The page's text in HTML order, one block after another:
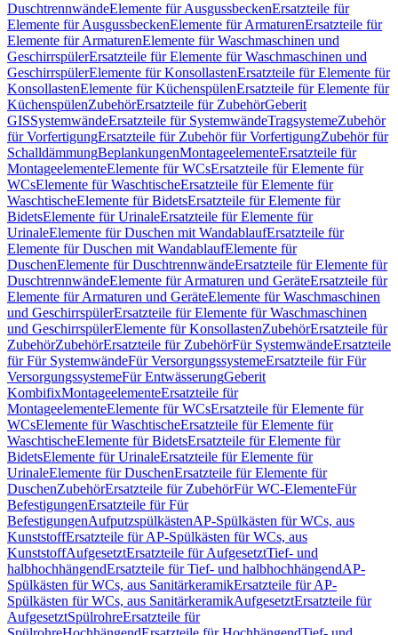
DuschtrennwändeElemente für AusgussbeckenErsatzteile für
Elemente für AusgussbeckenElemente für ArmaturenErsatzteile für
Elemente für ArmaturenElemente für Waschmaschinen und
GeschirrspülerErsatzteile für Elemente für Waschmaschinen und
GeschirrspülerElemente für KonsollastenErsatzteile für Elemente für
KonsollastenElemente für KüchenspülenErsatzteile für Elemente für
KüchenspülenZubehörErsatzteile für ZubehörGeberit
GISSystemwändeErsatzteile für SystemwändeTragsystemeZubehör
für VorfertigungErsatzteile für Zubehör für VorfertigungZubehör für
SchalldämmungBeplankungenMontageelementeErsatzteile für
MontageelementeElemente für WCsErsatzteile für Elemente für
WCsElemente für WaschtischeErsatzteile für Elemente für
WaschtischeElemente für BidetsErsatzteile für Elemente für
BidetsElemente für UrinaleErsatzteile für Elemente für
UrinaleElemente für Duschen mit WandablaufErsatzteile für
Elemente für Duschen mit WandablaufElemente für
DuschenElemente für DuschtrennwändeErsatzteile für Elemente für
DuschtrennwändeElemente für Armaturen und GeräteErsatzteile für
Elemente für Armaturen und GeräteElemente für Waschmaschinen
und GeschirrspülerErsatzteile für Elemente für Waschmaschinen
und GeschirrspülerElemente für KonsollastenZubehörErsatzteile für
ZubehörZubehörErsatzteile für ZubehörFür SystemwändeErsatzteile
für Für SystemwändeFür VersorgungssystemeErsatzteile für Für
VersorgungssystemeFür EntwässerungGeberit
KombifixMontageelementeErsatzteile für
MontageelementeElemente für WCsErsatzteile für Elemente für
WCsElemente für WaschtischeErsatzteile für Elemente für
WaschtischeElemente für BidetsErsatzteile für Elemente für
BidetsElemente für UrinaleErsatzteile für Elemente für
UrinaleElemente für DuschenErsatzteile für Elemente für
DuschenZubehörErsatzteile für ZubehörFür WC-ElementeFür
BefestigungenErsatzteile für Für
BefestigungenAufputzspülkästenAP-Spülkästen für WCs, aus
KunststoffErsatzteile für AP-Spülkästen für WCs, aus
KunststoffAufgesetztErsatzteile für AufgesetztTief- und
halbhochhängendErsatzteile für Tief- und halbhochhängendAP-
Spülkästen für WCs, aus SanitärkeramikErsatzteile für AP-
Spülkästen für WCs, aus SanitärkeramikAufgesetztErsatzteile für
AufgesetztSpülrohreErsatzteile für